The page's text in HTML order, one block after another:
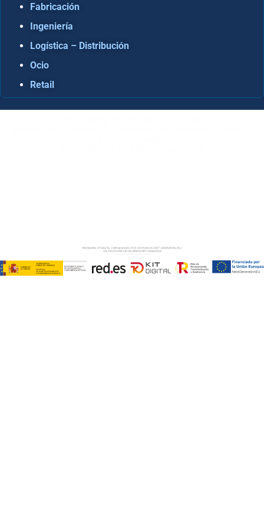
Fabricación
Ingeniería
Logística – Distribución
Ocio
Retail